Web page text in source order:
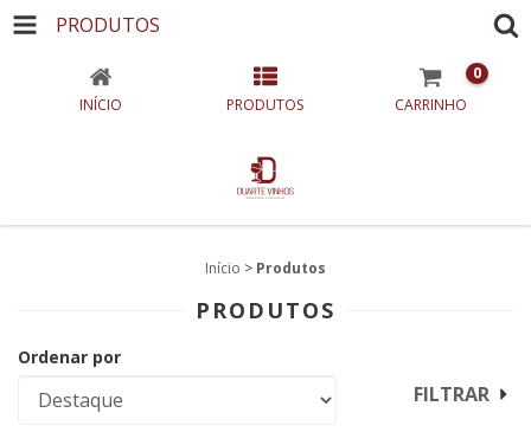
PRODUTOS
INÍCIO PRODUTOS CARRINHO
0
Início > Produtos
PRODUTOS
Ordenar por
FILTRAR